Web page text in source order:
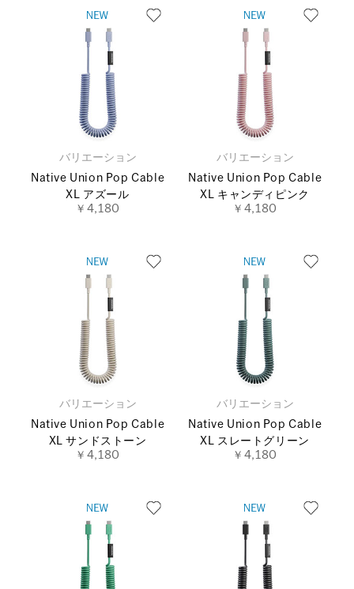
バリエーション
Native Union Pop Cable
XL アズール
￥4,180
バリエーション
Native Union Pop Cable
XL キャンディピンク
￥4,180
バリエーション
Native Union Pop Cable
XL サンドストーン
￥4,180
バリエーション
Native Union Pop Cable
XL スレートグリーン
￥4,180